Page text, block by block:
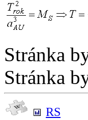
Stránka
Stránka
RS